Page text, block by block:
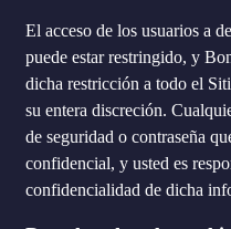
El acceso de los usuarios a
puede estar restringido, y
dicha restricción a todo el
su entera discreción.
de seguridad o contraseña
confidencial, y usted es
confidencialidad de dicha